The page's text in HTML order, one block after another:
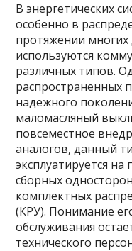
В энергетических
особенно в
протяжении многих
используются
различных типов.
распространенных
надежного
маломасляный
повсеместное
аналогов, данный
эксплуатируется
сборных
комплектных
(КРУ). Понимание
обслуживания
технического